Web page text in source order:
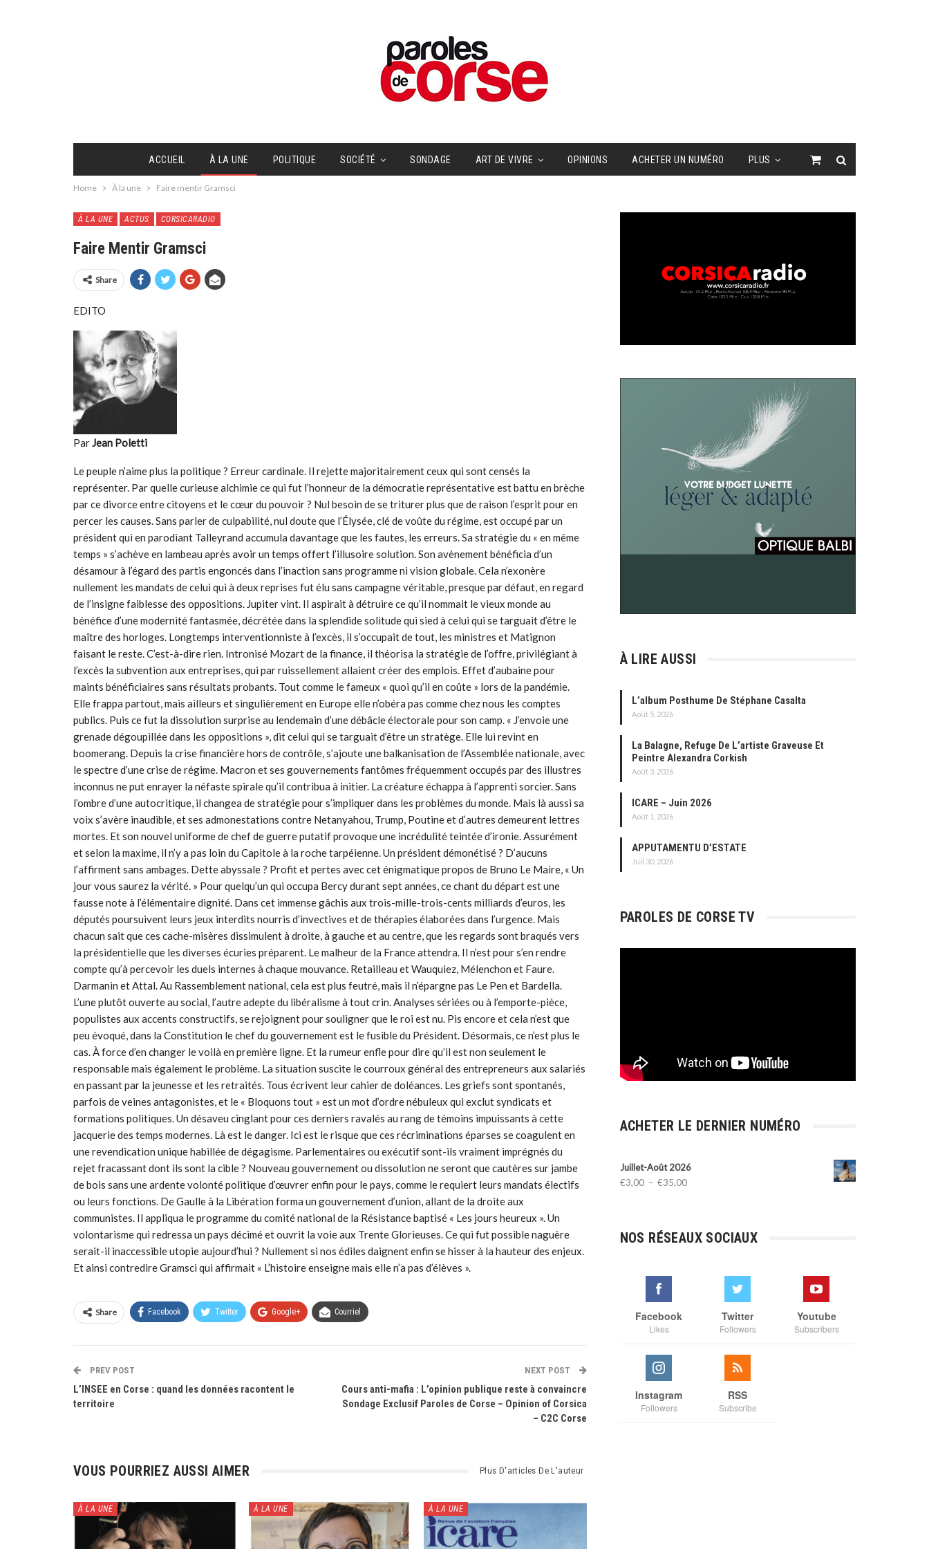
ACCUEIL À LA UNE POLITIQUE SOCIÉTÉ SONDAGE ART DE VIVRE OPINIONS ACHETER UN NUMÉRO PLUS
Home À la une Faire mentir Gramsci
À LA UNE ACTUS CORSICARADIO
Faire Mentir Gramsci
Share
EDITO
ParJean Poletti
Le peuple n’aime plus la politique ? Erreur cardinale. Il rejette majoritairement ceux qui sont censés la
représenter. Par quelle curieuse alchimie ce qui fut l’honneur de la démocratie représentative est battu en brèche
par ce divorce entre citoyens et le cœur du pouvoir ? Nul besoin de se triturer plus que de raison l’esprit pour en
percer les causes. Sans parler de culpabilité, nul doute que l’Élysée, clé de voûte du régime, est occupé par un
président qui en parodiant Talleyrand accumula davantage que les fautes, les erreurs. Sa stratégie du « en même
temps » s’achève en lambeau après avoir un temps offert l’illusoire solution. Son avènement bénéficia d’un
désamour à l’égard des partis engoncés dans l’inaction sans programme ni vision globale. Cela n’exonère
nullement les mandats de celui qui à deux reprises fut élu sans campagne véritable, presque par défaut, en regard
de l’insigne faiblesse des oppositions. Jupiter vint. Il aspirait à détruire ce qu’il nommait le vieux monde au
bénéfice d’une modernité fantasmée, décrétée dans la splendide solitude qui sied à celui qui se targuait d’être le
maître des horloges. Longtemps interventionniste à l’excès, il s’occupait de tout, les ministres et Matignon
faisant le reste. C’est-à-dire rien. Intronisé Mozart de la finance, il théorisa la stratégie de l’offre, privilégiant à
l’excès la subvention aux entreprises, qui par ruissellement allaient créer des emplois. Effet d’aubaine pour
maints bénéficiaires sans résultats probants. Tout comme le fameux « quoi qu’il en coûte » lors de la pandémie.
Elle frappa partout, mais ailleurs et singulièrement en Europe elle n’obéra pas comme chez nous les comptes
publics. Puis ce fut la dissolution surprise au lendemain d’une débâcle électorale pour son camp. « J’envoie une
grenade dégoupillée dans les oppositions », dit celui qui se targuait d’être un stratège. Elle lui revint en
boomerang. Depuis la crise financière hors de contrôle, s’ajoute une balkanisation de l’Assemblée nationale, avec
le spectre d’une crise de régime. Macron et ses gouvernements fantômes fréquemment occupés par des illustres
inconnus ne put enrayer la néfaste spirale qu’il contribua à initier. La créature échappa à l’apprenti sorcier. Sans
l’ombre d’une autocritique, il changea de stratégie pour s’impliquer dans les problèmes du monde. Mais là aussi sa
voix s’avère inaudible, et ses admonestations contre Netanyahou, Trump, Poutine et d’autres demeurent lettres
mortes. Et son nouvel uniforme de chef de guerre putatif provoque une incrédulité teintée d’ironie. Assurément
et selon la maxime, il n’y a pas loin du Capitole à la roche tarpéienne. Un président démonétisé ? D’aucuns
l’affirment sans ambages. Dette abyssale ? Profit et pertes avec cet énigmatique propos de Bruno Le Maire, « Un
jour vous saurez la vérité. » Pour quelqu’un qui occupa Bercy durant sept années, ce chant du départ est une
fausse note à l’élémentaire dignité. Dans cet immense gâchis aux trois-mille-trois-cents milliards d’euros, les
députés poursuivent leurs jeux interdits nourris d’invectives et de thérapies élaborées dans l’urgence. Mais
chacun sait que ces cache-misères dissimulent à droite, à gauche et au centre, que les regards sont braqués vers
la présidentielle que les diverses écuries préparent. Le malheur de la France attendra. Il n’est pour s’en rendre
compte qu’à percevoir les duels internes à chaque mouvance. Retailleau et Wauquiez, Mélenchon et Faure.
Darmanin et Attal. Au Rassemblement national, cela est plus feutré, mais il n’épargne pas Le Pen et Bardella.
L’une plutôt ouverte au social, l’autre adepte du libéralisme à tout crin. Analyses sériées ou à l’emporte-pièce,
populistes aux accents constructifs, se rejoignent pour souligner que le roi est nu. Pis encore et cela n’est que
peu évoqué, dans la Constitution le chef du gouvernement est le fusible du Président. Désormais, ce n’est plus le
cas. À force d’en changer le voilà en première ligne. Et la rumeur enfle pour dire qu’il est non seulement le
responsable mais également le problème. La situation suscite le courroux général des entrepreneurs aux salariés
en passant par la jeunesse et les retraités. Tous écrivent leur cahier de doléances. Les griefs sont spontanés,
parfois de veines antagonistes, et le « Bloquons tout » est un mot d’ordre nébuleux qui exclut syndicats et
formations politiques. Un désaveu cinglant pour ces derniers ravalés au rang de témoins impuissants à cette
jacquerie des temps modernes. Là est le danger. Ici est le risque que ces récriminations éparses se coagulent en
une revendication unique habillée de dégagisme. Parlementaires ou exécutif sont-ils vraiment imprégnés du
rejet fracassant dont ils sont la cible ? Nouveau gouvernement ou dissolution ne seront que cautères sur jambe
de bois sans une ardente volonté politique d’œuvrer enfin pour le pays, comme le requiert leurs mandats électifs
ou leurs fonctions. De Gaulle à la Libération forma un gouvernement d’union, allant de la droite aux
communistes. Il appliqua le programme du comité national de la Résistance baptisé « Les jours heureux ». Un
volontarisme qui redressa un pays décimé et ouvrit la voie aux Trente Glorieuses. Ce qui fut possible naguère
serait-il inaccessible utopie aujourd’hui ? Nullement si nos édiles daignent enfin se hisser à la hauteur des enjeux.
Et ainsi contredire Gramsci qui affirmait « L’histoire enseigne mais elle n’a pas d’élèves ».
Share Facebook Twitter Google+ Courriel
PREV POST
L’INSEE en Corse : quand les données racontent le
territoire
NEXT POST
Cours anti-mafia : L’opinion publique reste à convaincre
Sondage Exclusif Paroles de Corse – Opinion of Corsica
– C2C Corse
VOUS POURRIEZ AUSSI AIMER Plus D'articles De L'auteur
À LA UNE À LA UNE À LA UNE
À LIRE AUSSI
L’album Posthume De Stéphane Casalta
Août 5, 2026
La Balagne, Refuge De L’artiste Graveuse Et
Peintre Alexandra Corkish
Août 3, 2026
ICARE – Juin 2026
Août 1, 2026
APPUTAMENTU D’ESTATE
Juil 30, 2026
PAROLES DE CORSE TV
ACHETER LE DERNIER NUMÉRO
Juillet-Août 2026
€3,00 – €35,00Plage
à
NOS RÉSEAUX SOCIAUX
Facebook
Likes
Twitter
Followers
Youtube
Subscribers
Instagram
Followers
RSS
Subscribe